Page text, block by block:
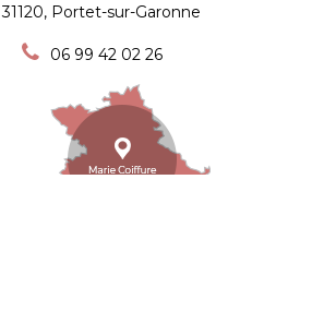
31120, Portet-sur-Garonne
06 99 42 02 26